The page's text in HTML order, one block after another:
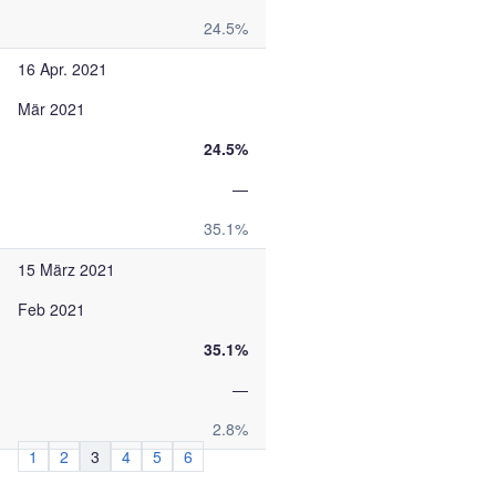
24.5%
16 Apr. 2021
Mär 2021
24.5%
—
35.1%
15 März 2021
Feb 2021
35.1%
—
2.8%
1
2 3 4 5
6